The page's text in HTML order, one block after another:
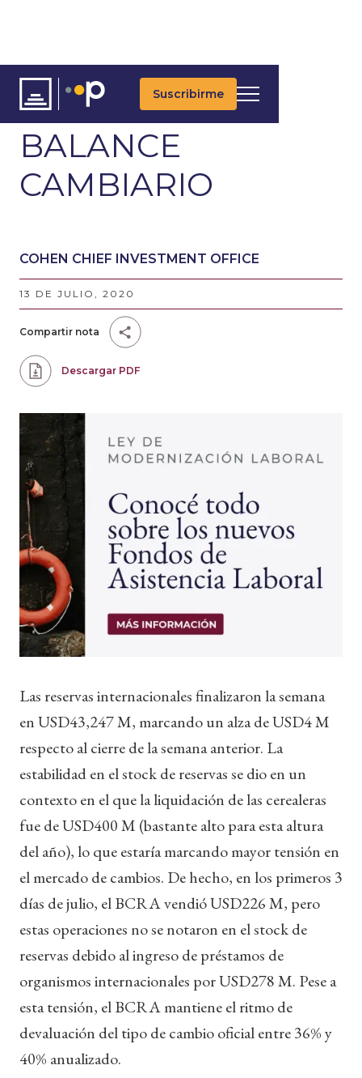
Suscribirme
ARTÍCULOS
BALANCE
CAMBIARIO
COHEN CHIEF INVESTMENT OFFICE
13 DE JULIO, 2020
Compartir nota
Descargar PDF
Las reservas internacionales finalizaron la semana
en USD43,247 M, marcando un alza de USD4 M
respecto al cierre de la semana anterior. La
estabilidad en el stock de reservas se dio en un
contexto en el que la liquidación de las cerealeras
fue de USD400 M (bastante alto para esta altura
del año), lo que estaría marcando mayor tensión en
el mercado de cambios. De hecho, en los primeros 3
días de julio, el BCRA vendió USD226 M, pero
estas operaciones no se notaron en el stock de
reservas debido al ingreso de préstamos de
organismos internacionales por USD278 M. Pese a
esta tensión, el BCRA mantiene el ritmo de
devaluación del tipo de cambio oficial entre 36% y
40% anualizado.